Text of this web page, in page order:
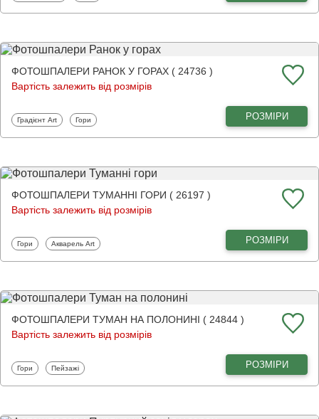
ФОТОШПАЛЕРИ РАНОК У ГОРАХ ( 24736 )
Вартість залежить від розмірів
Фотошпалери
Градієнт Art Фотошпалери
Гори РОЗМІРИ
ФОТОШПАЛЕРИ ТУМАННІ ГОРИ ( 26197 )
Вартість залежить від розмірів
Фотошпалери
Гори Фотошпалери
Акварель Art РОЗМІРИ
ФОТОШПАЛЕРИ ТУМАН НА ПОЛОНИНІ ( 24844 )
Вартість залежить від розмірів
Фотошпалери
Гори Фотошпалери
Пейзажі РОЗМІРИ